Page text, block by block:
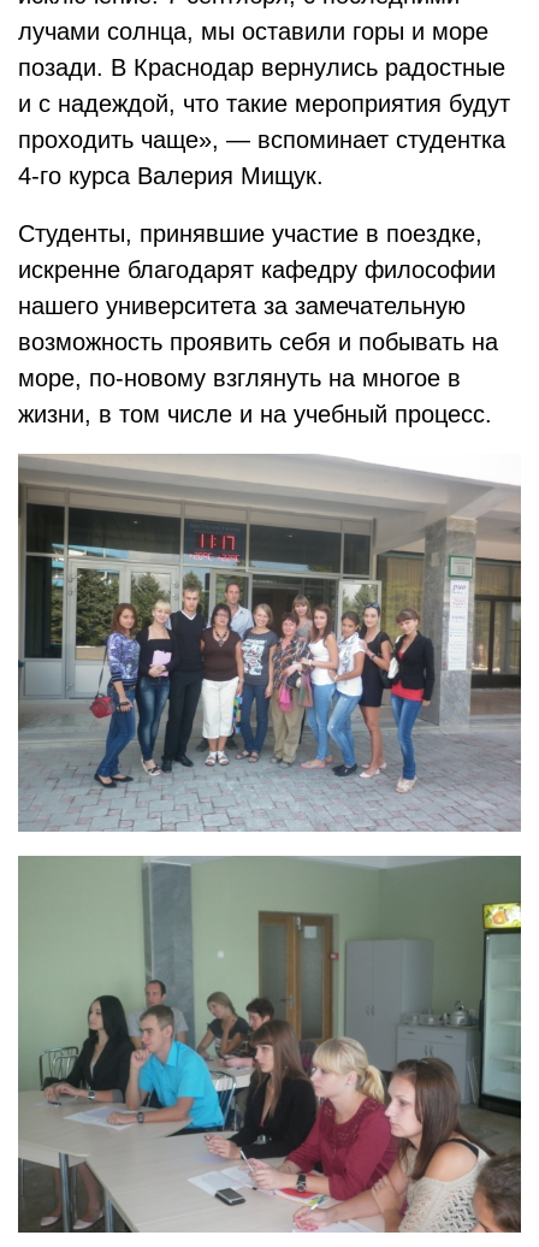
лучами солнца, мы оставили горы и море
позади. В Краснодар вернулись радостные
и с надеждой, что такие мероприятия будут
проходить чаще», — вспоминает студентка
4-го курса Валерия Мищук.
Студенты, принявшие участие в поездке,
искренне благодарят кафедру философии
нашего университета за замечательную
возможность проявить себя и побывать на
море, по-новому взглянуть на многое в
жизни, в том числе и на учебный процесс.